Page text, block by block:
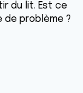
du lit. Est ce
de problème ?